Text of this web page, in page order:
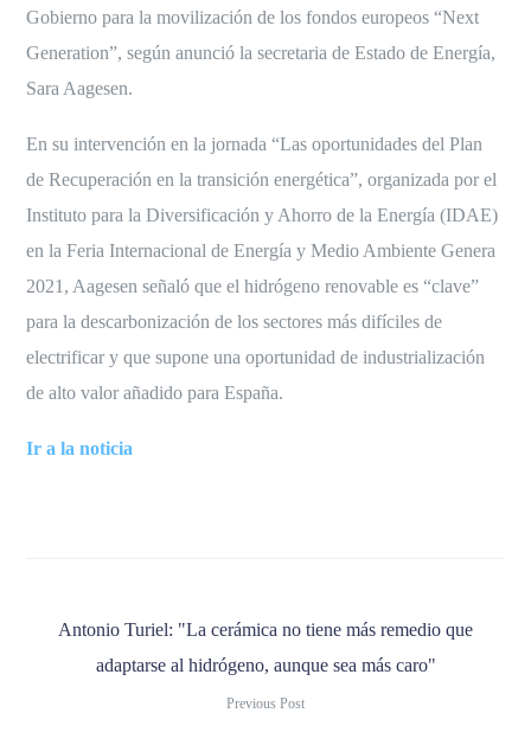
Gobierno para la movilización de los fondos europeos “Next
Generation”, según anunció la secretaria de Estado de Energía,
Sara Aagesen.
En su intervención en la jornada “Las oportunidades del Plan
de Recuperación en la transición energética”, organizada por el
Instituto para la Diversificación y Ahorro de la Energía (IDAE)
en la Feria Internacional de Energía y Medio Ambiente Genera
2021, Aagesen señaló que el hidrógeno renovable es “clave”
para la descarbonización de los sectores más difíciles de
electrificar y que supone una oportunidad de industrialización
de alto valor añadido para España.
Ir a la noticia
Antonio Turiel: "La cerámica no tiene más remedio que
adaptarse al hidrógeno, aunque sea más caro"
Previous Post